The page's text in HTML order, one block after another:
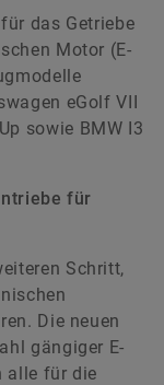
das Getriebe
Motor (E-
eGolf VII
sowie BMW I3
für
Schritt,
Die neuen
gängiger E-
alle für die